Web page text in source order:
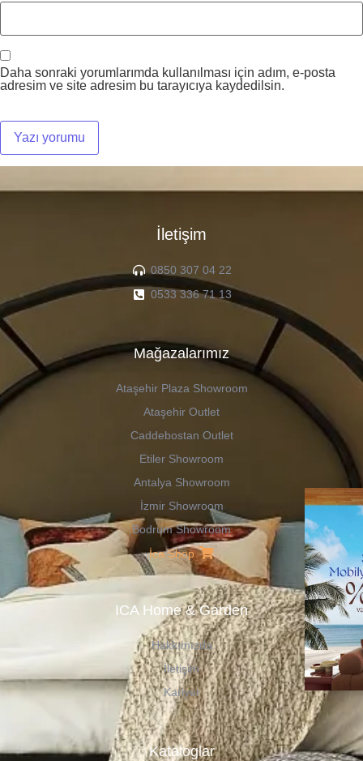
Daha sonraki yorumlarımda kullanılması için adım, e-posta
adresim ve site adresim bu tarayıcıya kaydedilsin.
İletişim
0850 307 04 22
0533 336 71 13
Mağazalarımız
Ataşehir Plaza Showroom
Ataşehir Outlet
Caddebostan Outlet
Etiler Showroom
Antalya Showroom
İzmir Showroom
Bodrum Showroom
İca Shop
ICA Home & Garden
Hakkımızda
İletişim
Kariyer
Kataloglar